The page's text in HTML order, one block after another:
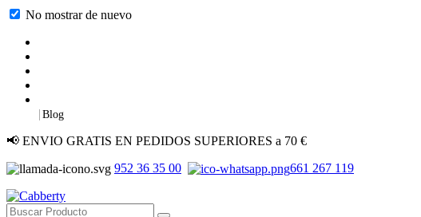
No mostrar de nuevo
|Blog
📢 ENVIO GRATIS EN PEDIDOS SUPERIORES a 70 €
952 36 35 00
661 267 119